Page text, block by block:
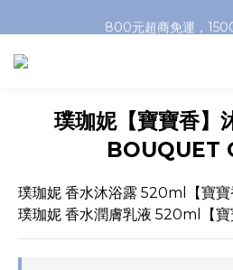
加入會員即送100元購物金，
800元超商免運，
加入會員即送100元購物金，
璞珈妮【寶寶香】
BOUQUET
璞珈妮 香水沐浴露 520ml【寶寶
璞珈妮 香水潤膚乳液 520ml【寶